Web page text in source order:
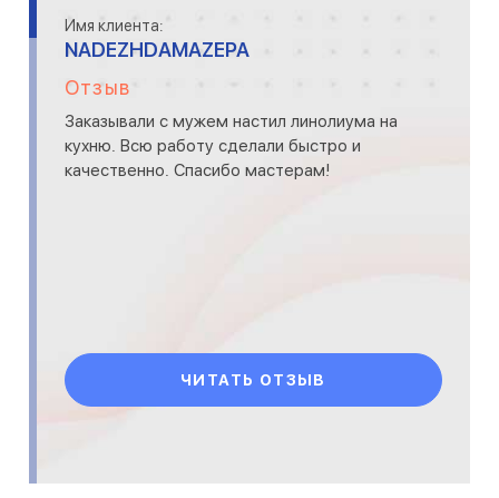
Имя клиента:
NADEZHDAMAZEPA
Отзыв
Заказывали с мужем настил линолиума на
кухню. Всю работу сделали быстро и
качественно. Спасибо мастерам!
ЧИТАТЬ ОТЗЫВ